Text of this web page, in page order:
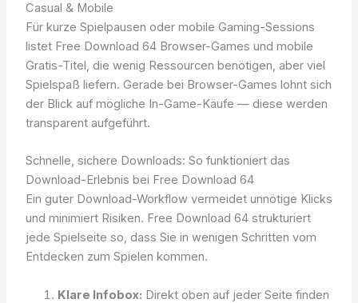
Casual & Mobile
Für kurze Spielpausen oder mobile Gaming-Sessions
listet Free Download 64 Browser-Games und mobile
Gratis-Titel, die wenig Ressourcen benötigen, aber viel
Spielspaß liefern. Gerade bei Browser-Games lohnt sich
der Blick auf mögliche In-Game-Käufe — diese werden
transparent aufgeführt.
Schnelle, sichere Downloads: So funktioniert das
Download-Erlebnis bei Free Download 64
Ein guter Download-Workflow vermeidet unnötige Klicks
und minimiert Risiken. Free Download 64 strukturiert
jede Spielseite so, dass Sie in wenigen Schritten vom
Entdecken zum Spielen kommen.
Klare Infobox: Direkt oben auf jeder Seite finden